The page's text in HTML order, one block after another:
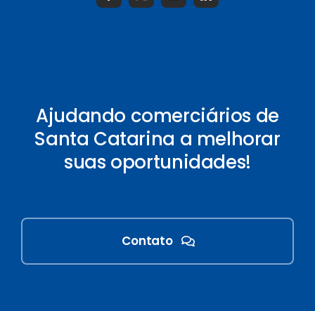
Ajudando comerciários de
Santa Catarina a melhorar
suas oportunidades!
Contato